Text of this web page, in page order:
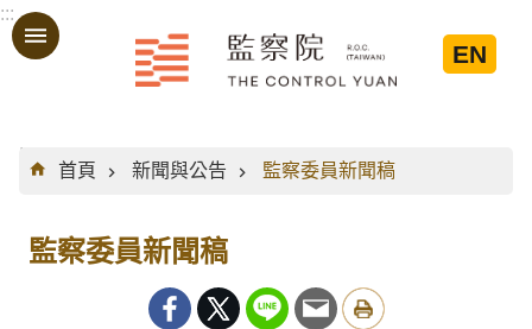
跳到主要內容區塊
:::
EN
:::
首頁
新聞與公告 監察委員新聞稿
監察委員新聞稿